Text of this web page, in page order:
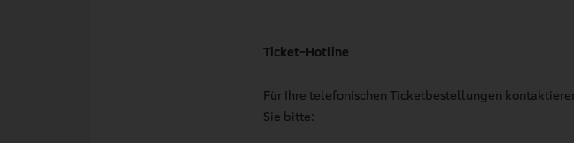
Ticket-Hotline
Für Ihre telefonischen Ticketbestellungen
Sie bitte: